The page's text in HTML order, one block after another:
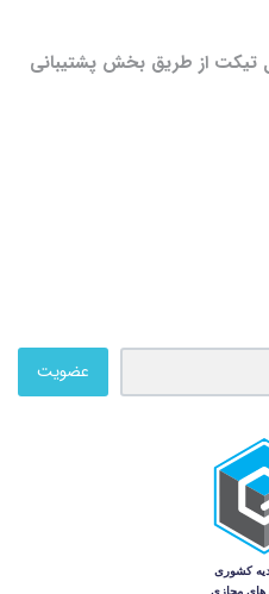
تیکت از طریق بخش پشتیبانی
عضویت